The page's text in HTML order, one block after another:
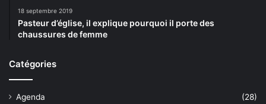
18 septembre 2019
Pasteur d’église, il explique pourquoi il porte des
chaussures de femme
Catégories
Agenda
(28)